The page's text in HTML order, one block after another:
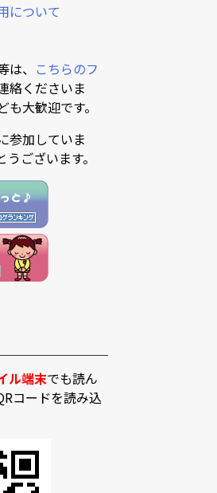
について
、 こちらのフ
絡くださいま
大歓迎です。
参加していま
ございます。
ル端末でも読ん
コードを読み込